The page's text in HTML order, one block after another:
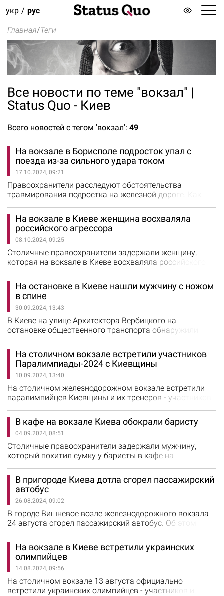
укр рус
Главная/Теги
Все новости по теме "вокзал" |
Status Quo - Киев
Всего новостей с тегом 'вокзал': 49
На вокзале в Борисполе подросток упал с
поезда из-за сильного удара током
17.10.2024, 09:21
Правоохранители расследуют обстоятельства
травмирования подростка на железной дороге. Как
летнего парня ударило током на железнодорожном
вокзале в городе Борисполь. По предварительным
данным, подросток, игнорируя правила безопасности,
перелезал через один из вагонов неподвижного поезда,
в результате чего его ударило током…
На вокзале в Киеве женщина восхваляла
российского агрессора
08.10.2024, 09:25
Столичные правоохранители задержали женщину,
которая на вокзале в Киеве восхваляла российского
время мониторинга соцсетей полицейские обнаружили
видеозапись, на которой женщина пренебрежительно
высказывалась в отношении граждан,
направлявшихся в укрытие во время сигнала
«Воздушная тревога», и восхваляла российского…
На остановке в Киеве нашли мужчину с ножом
в спине
30.09.2024, 13:43
В Киеве на улице Архитектора Вербицкого на
остановке общественного транспорта обнаружили
полиции Киева. На месте происшествия полицейские
обнаружили 44-летнего потерпевшего с воткнутым в
спину ножом. Как выяснилось, ранение мужчина
получил во время распития алкоголя с малознакомым
мужчиной, с которым у него возник конфликт.…
На столичном вокзале встретили участников
Паралимпиады-2024 с Киевщины
10.09.2024, 13:40
На столичном железнодорожном вокзале встретили
паралимпийцев Киевщины и их тренеров - участников
в Париже с 28 августа по 8 сентября. Серебряных
призеров Паралимпийских игр - легкоатлетку Людмилу
Данилину и ее тренера Сергея Стельмаха и пловца
Илью Яременко и его наставницу Людмилу
Сливинскую - приветствовали руководитель…
В кафе на вокзале Киева обокрали баристу
04.09.2024, 08:51
Столичные правоохранители задержали мужчину,
который похитил сумку у баристы в кафе на
полиции Киева, на днях к сотрудникам полиции,
которые несут службы на территории Центрального
железнодорожного вокзала, обратилась 21-летняя
девушка и сообщила, что у нее похитили сумку с
деньгами и личными вещами. Она рассказала,…
В пригороде Киева дотла сгорел пассажирский
автобус
26.08.2024, 09:02
В городе Вишневое возле железнодорожного вокзала
24 августа сгорел пассажирский автобус. Об этом
Правоохранители установили, что водитель
транспортного средства как раз завершил рейс. Когда
мужчина отошел за документами, автобус загорелся.
По предварительной информации, причиной пожара
стало короткое замыкание электроводки.…
На вокзале в Киеве встретили украинских
олимпийцев
14.08.2024, 09:56
На столичном вокзале 13 августа официально
встретили украинских олимпийцев - участников и